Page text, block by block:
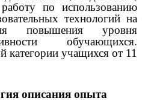
по использованию
технологий на
повышения уровня
обучающихся.
категории учащихся от 11
описания опыта